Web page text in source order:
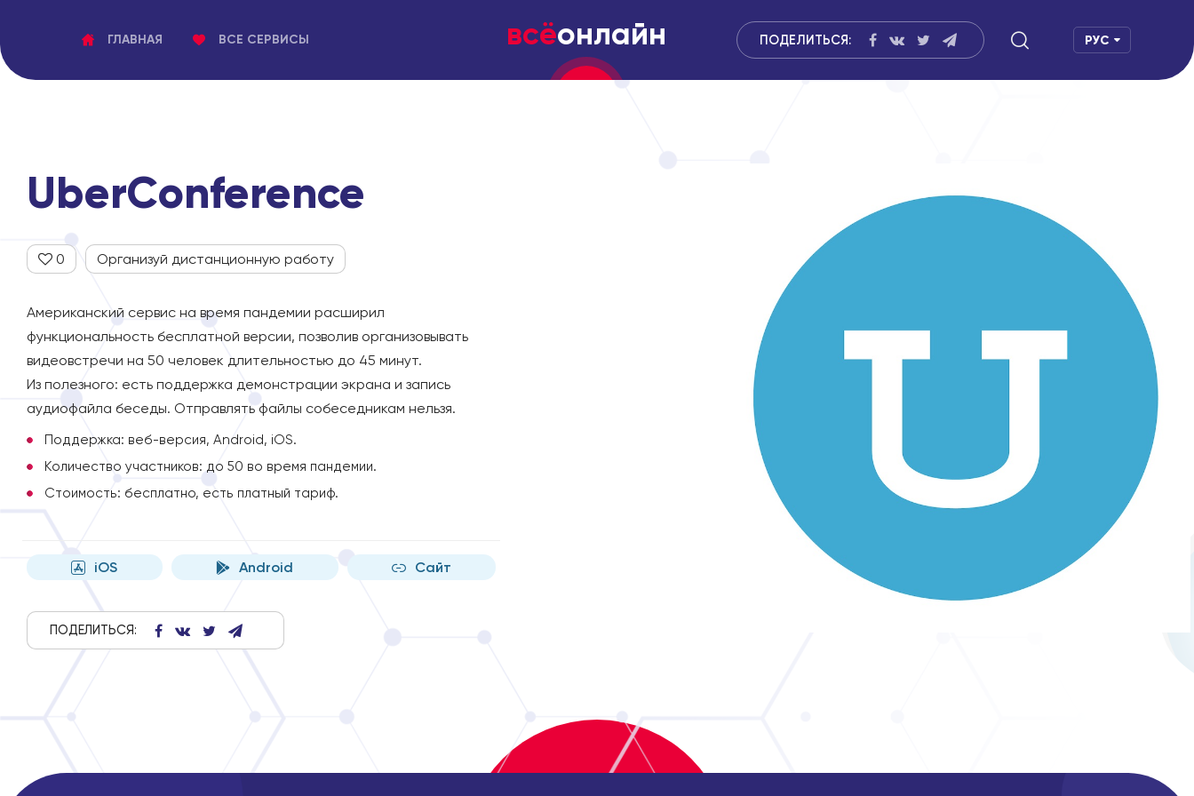
ГЛАВНАЯ ВСЕ СЕРВИСЫ всёонлайн ПОДЕЛИТЬСЯ: РУС
UberConference
0 Организуй дистанционную работу
Американский сервис на время пандемии расширил
функциональность бесплатной версии, позволив организовывать
видеовстречи на 50 человек длительностью до 45 минут.
Из полезного: есть поддержка демонстрации экрана и запись
аудиофайла беседы. Отправлять файлы собеседникам нельзя.
Поддержка: веб-версия, Android, iOS.
Количество участников: до 50 во время пандемии.
Стоимость: бесплатно, есть платный тариф.
iOS Android Сайт
ПОДЕЛИТЬСЯ: